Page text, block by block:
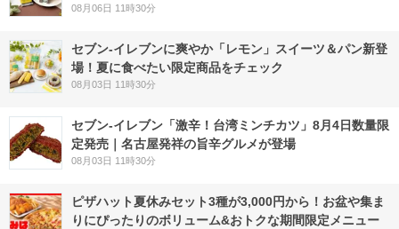
08月06日 11時30分
セブン‐イレブンに爽やか「レモン」スイーツ＆パン新登
場！夏に食べたい限定商品をチェック
08月03日 11時30分
セブン-イレブン「激辛！台湾ミンチカツ」8月4日数量限
定発売｜名古屋発祥の旨辛グルメが登場
08月03日 11時30分
ピザハット夏休みセット3種が3,000円から！お盆や集ま
りにぴったりのボリューム&おトクな期間限定メニュー